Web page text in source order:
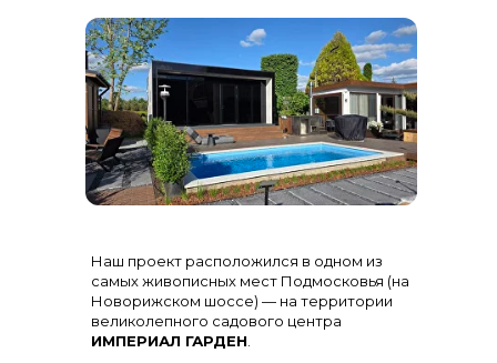
Наш проект расположился в одном из
самых живописных мест Подмосковья (на
Новорижском шоссе) — на территории
великолепного садового центра
ИМПЕРИАЛ ГАРДЕН
алюминиевыми импостами
черного цвета для жесткости и
стиля